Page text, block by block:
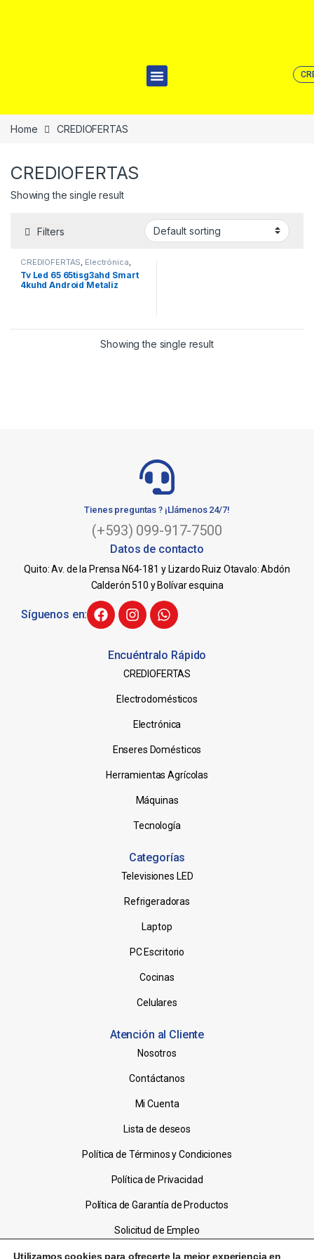
Home CREDIOFERTAS
CREDIOFERTAS
Showing the single result
Filters
CREDIOFERTAS, Electrónica,
Televisiones LED
Tv Led 65 65tisg3ahd Smart
4kuhd Android Metaliz
Showing the single result
Tienes preguntas ? ¡Llámenos 24/7!
(+593) 099-917-7500
Datos de contacto
Quito: Av. de la Prensa N64-181 y Lizardo Ruiz Otavalo: Abdón
Calderón 510 y Bolívar esquina
Síguenos en:
Encuéntralo Rápido
CREDIOFERTAS
Electrodomésticos
Electrónica
Enseres Domésticos
Herramientas Agrícolas
Máquinas
Tecnología
Categorías
Televisiones LED
Refrigeradoras
Laptop
PC Escritorio
Cocinas
Celulares
Atención al Cliente
Nosotros
Contáctanos
Mi Cuenta
Lista de deseos
Política de Términos y Condiciones
Política de Privacidad
Política de Garantía de Productos
Solicitud de Empleo
Utilizamos cookies para ofrecerte la mejor experiencia en